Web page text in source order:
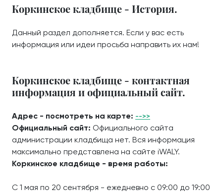
Коркинское кладбище - История.
Данный раздел дополняется. Если у вас есть
информация или идеи просьба направить их нам!
Коркинское кладбище - контактная
информация и официальный сайт.
Адрес - посмотреть на карте: -->>
Официальный сайт: Официального сайта
администрации кладбища нет. Вся информация
максимально представлена на сайте iWALY.
Коркинское кладбище - время работы:
С 1 мая по 20 сентября - ежедневно с 09:00 до 19:00